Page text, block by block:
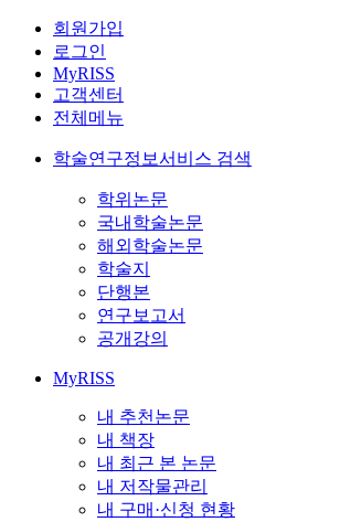
회원가입
로그인
MyRISS
고객센터
전체메뉴
학술연구정보서비스 검색
학위논문
국내학술논문
해외학술논문
학술지
단행본
연구보고서
공개강의
MyRISS
내 추천논문
내 책장
내 최근 본 논문
내 저작물관리
내 구매·신청 현황